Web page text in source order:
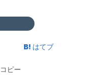
はてブ
コピー